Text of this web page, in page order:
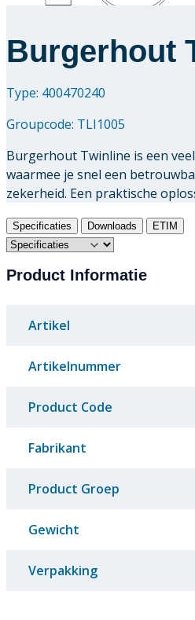
Burgerhout
Type: 400470240
Groupcode: TLI1005
Burgerhout Twinline is een
waarmee je snel een
zekerheid. Een praktische
Specificaties Downloads ETIM
Product Informatie
Artikel
Artikelnummer
Product Code
Fabrikant
Product Groep
Gewicht
Verpakking